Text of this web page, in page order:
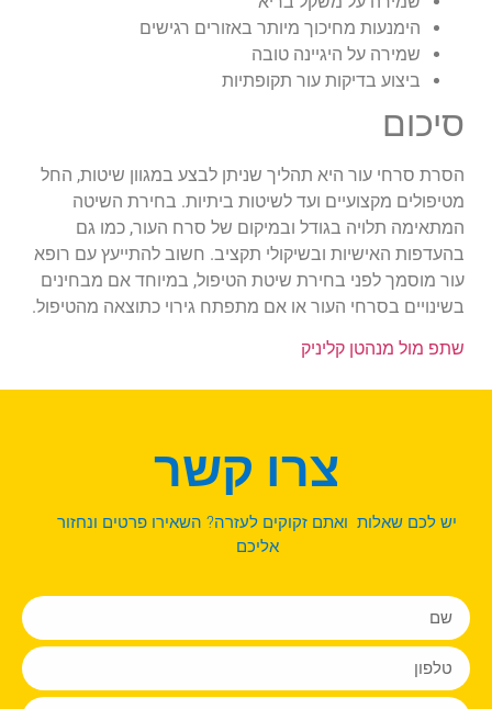
הימנעות מחיכוך מיותר באזורים רגישים
שמירה על היגיינה טובה
ביצוע בדיקות עור תקופתיות
סיכום
הסרת סרחי עור היא תהליך שניתן לבצע במגוון שיטות, החל
מטיפולים מקצועיים ועד לשיטות ביתיות. בחירת השיטה
המתאימה תלויה בגודל ובמיקום של סרח העור, כמו גם
בהעדפות האישיות ובשיקולי תקציב. חשוב להתייעץ עם רופא
עור מוסמך לפני בחירת שיטת הטיפול, במיוחד אם מבחינים
בשינויים בסרחי העור או אם מתפתח גירוי כתוצאה מהטיפול.
שתפ מול מנהטן קליניק
צרו קשר
יש לכם שאלות ואתם זקוקים לעזרה? השאירו פרטים ונחזור
אליכם